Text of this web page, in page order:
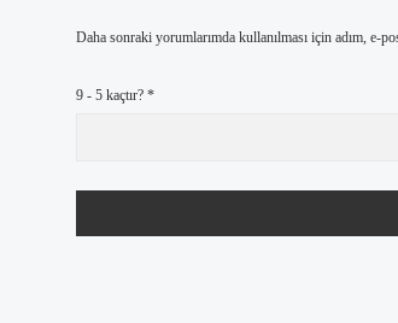
Daha sonraki yorumlarımda kullanılması için adım, e-
9 - 5 kaçtır? *